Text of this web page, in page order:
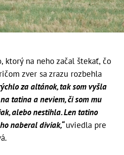
ktorý na neho začal štekať, čo
zver sa zrazu rozbehla
za altánok, tak som vyšla
tatina a neviem, či som mu
alebo nestihla. Len tatino
naberal diviak,“uviedla pre